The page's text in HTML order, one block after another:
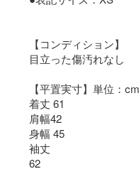
【コンディション】
目立った傷汚れなし
【平置実寸】単位：cm
着丈 61
肩幅42
身幅 45
袖丈
62